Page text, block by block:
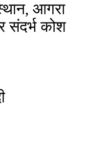
आगरा
संदर्भ कोश